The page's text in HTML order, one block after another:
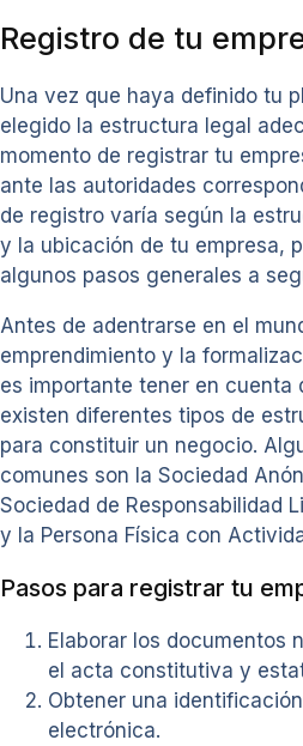
Registro de tu
Una vez que haya definido tu
elegido la estructura legal
momento de registrar tu
ante las autoridades
de registro varía según la
y la ubicación de tu empresa,
algunos pasos generales a
Antes de adentrarse en el
emprendimiento y la
es importante tener en cuenta
existen diferentes tipos de
para constituir un negocio.
comunes son la Sociedad
Sociedad de Responsabilidad
y la Persona Física con
Pasos para registrar tu
Elaborar los documentos
el acta constitutiva y
Obtener una
electrónica.